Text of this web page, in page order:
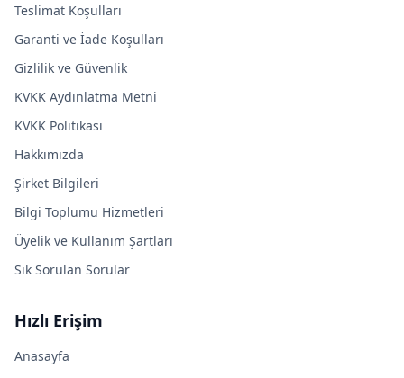
Teslimat Koşulları
Garanti ve İade Koşulları
Gizlilik ve Güvenlik
KVKK Aydınlatma Metni
KVKK Politikası
Hakkımızda
Şirket Bilgileri
Bilgi Toplumu Hizmetleri
Üyelik ve Kullanım Şartları
Sık Sorulan Sorular
Hızlı Erişim
Anasayfa